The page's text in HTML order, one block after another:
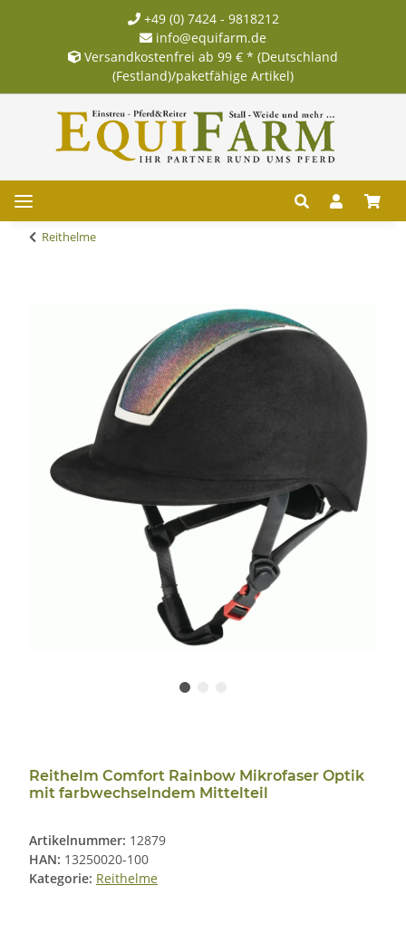
+49 (0) 7424 - 9818212
info@equifarm.de
Versandkostenfrei ab 99 € * (Deutschland
(Festland)/paketfähige Artikel)
Reithelme
Reithelm Comfort Rainbow Mikrofaser Optik
mit farbwechselndem Mittelteil
Artikelnummer: 12879
HAN: 13250020-100
Kategorie: Reithelme